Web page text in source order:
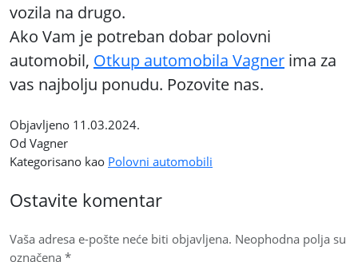
vozila na drugo.
Ako Vam je potreban dobar polovni
automobil, Otkup automobila Vagner ima za
vas najbolju ponudu. Pozovite nas.
Objavljeno 11.03.2024.
Od Vagner
Kategorisano kao Polovni automobili
Ostavite komentar
Vaša adresa e-pošte neće biti objavljena. Neophodna polja su
označena *